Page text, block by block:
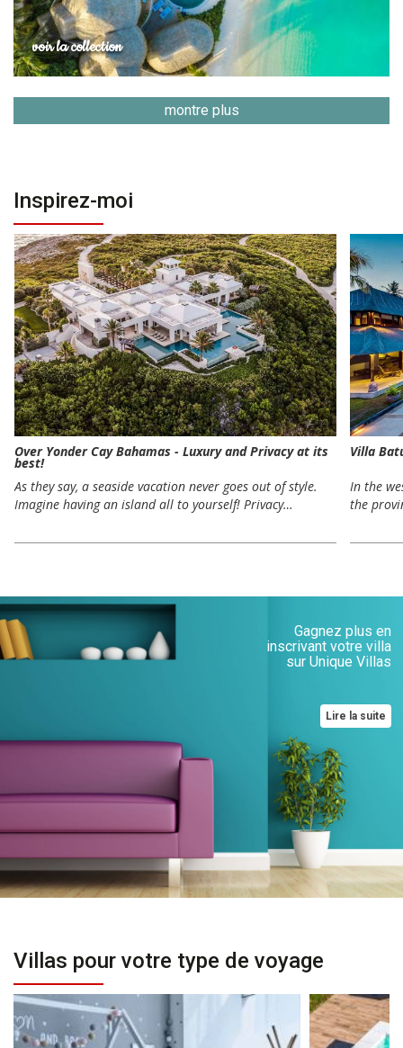
voir la collection
montre plus
Inspirez-moi
Over Yonder Cay Bahamas - Luxury and Privacy at its
best!
As they say, a seaside vacation never goes out of style.
Imagine having an island all to yourself! Privacy…
Villa
In the
the
Gagnez plus en
inscrivant votre villa
sur Unique Villas
Lire la suite
Villas pour votre type de voyage